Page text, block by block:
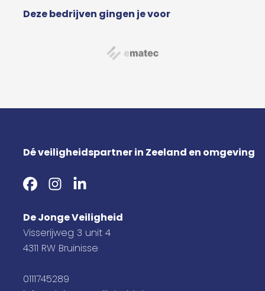
Deze bedrijven gingen je voor
Dé veiligheidspartner in Zeeland en omgeving
De Jonge Veiligheid
Visserijweg 3 unit 4
4311 RW Bruinisse
0111745289